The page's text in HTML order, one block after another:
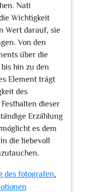
Nati
Wichtigkeit
Wert darauf, sie
Von den
über die
hin zu den
Element trägt
des
dieser
Erzählung
es dem
die liebevoll
des fotografen,